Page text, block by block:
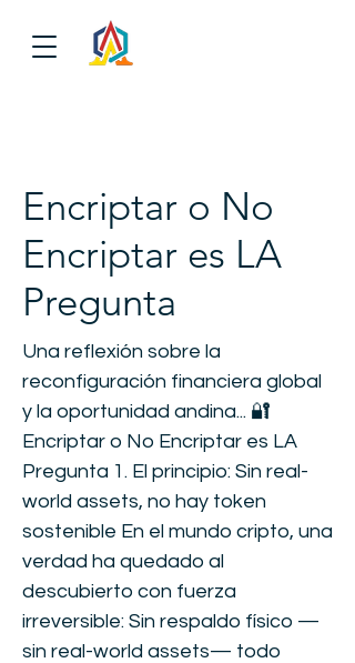
Encriptar o No
Encriptar es LA
Pregunta
Una reflexión sobre la
reconfiguración financiera global
y la oportunidad andina... 🔐
Encriptar o No Encriptar es LA
Pregunta 1. El principio: Sin real-
world assets, no hay token
sostenible En el mundo cripto, una
verdad ha quedado al
descubierto con fuerza
irreversible: Sin respaldo físico —
sin real-world assets— todo